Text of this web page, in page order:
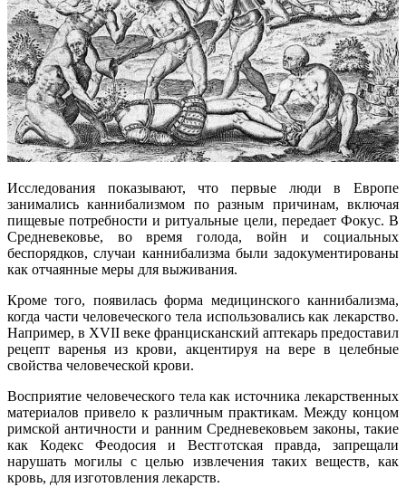
Исследования показывают, что первые люди в Европе
занимались каннибализмом по разным причинам, включая
пищевые потребности и ритуальные цели, передает Фокус. В
Средневековье, во время голода, войн и социальных
беспорядков, случаи каннибализма были задокументированы
как отчаянные меры для выживания.
Кроме того, появилась форма медицинского каннибализма,
когда части человеческого тела использовались как лекарство.
Например, в XVII веке францисканский аптекарь предоставил
рецепт варенья из крови, акцентируя на вере в целебные
свойства человеческой крови.
Восприятие человеческого тела как источника лекарственных
материалов привело к различным практикам. Между концом
римской античности и ранним Средневековьем законы, такие
как Кодекс Феодосия и Вестготская правда, запрещали
нарушать могилы с целью извлечения таких веществ, как
кровь, для изготовления лекарств.